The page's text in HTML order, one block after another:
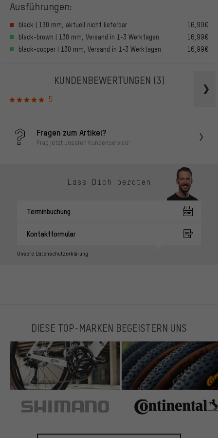
Ausführungen:
black | 130 mm, aktuell nicht lieferbar
16,99€
black-brown | 130 mm, Versand in 1-3 Werktagen
16,99€
black-copper | 130 mm, Versand in 1-3 Werktagen
16,99€
KUNDENBEWERTUNGEN (3)
5
Fragen zum Artikel?
Frag jetzt unseren Kundenservice!
Lass Dich beraten
Terminbuchung
Kontaktformular
Unsere Datenschutzerklärung
DIESE TOP-MARKEN BEGEISTERN UNS